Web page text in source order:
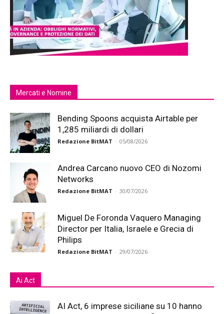
Mercati e Nomine
Bending Spoons acquista Airtable per
1,285 miliardi di dollari
Redazione BitMAT - 05/08/2026
Andrea Carcano nuovo CEO di Nozomi
Networks
Redazione BitMAT - 30/07/2026
Miguel De Foronda Vaquero Managing
Director per Italia, Israele e Grecia di
Philips
Redazione BitMAT - 29/07/2026
Ai Act
AI Act, 6 imprese siciliane su 10 hanno